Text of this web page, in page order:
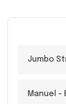
Jumbo
Manuel –